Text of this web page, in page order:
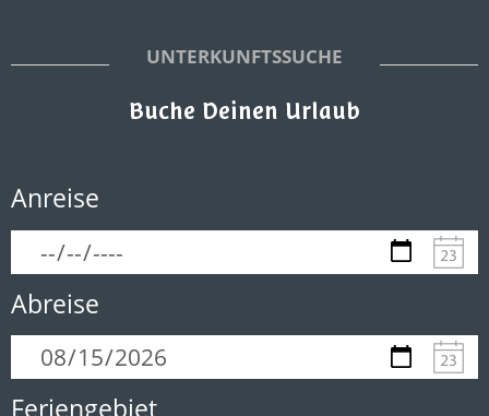
UNTERKUNFTSSUCHE
Buche Deinen Urlaub
Anreise
Abreise
Feriengebiet